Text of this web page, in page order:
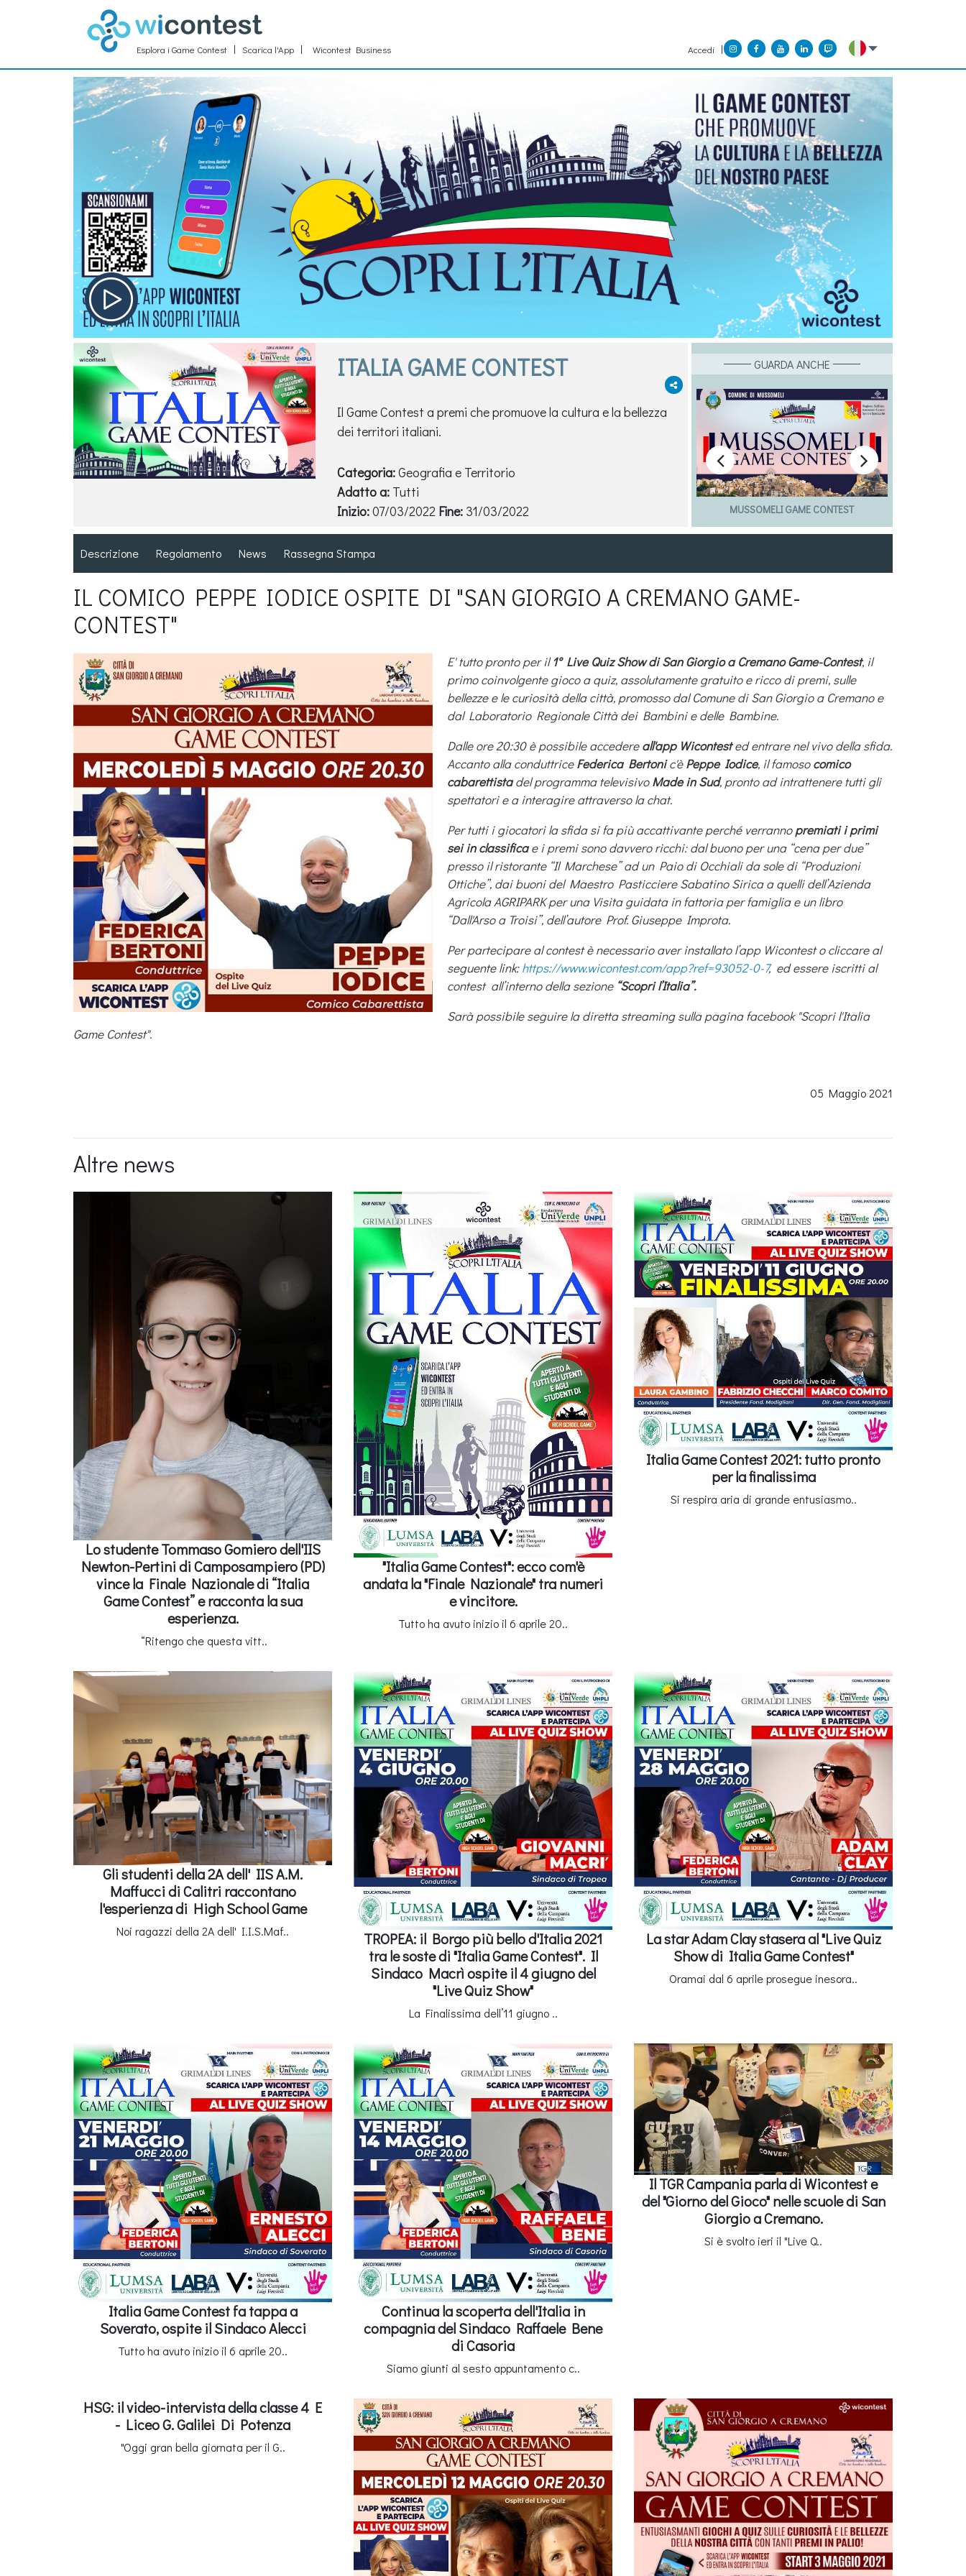
Esplora i Game Contest Scarica l'App Wicontest Business Accedi
ITALIA GAME CONTEST
Il Game Contest a premi che promuove la cultura e la bellezza
dei territori italiani.
Categoria:Geografia e Territorio
Adatto a:Tutti
Inizio:07/03/2022 Fine:31/03/2022
GUARDA ANCHE
CATANZARO GAME CONTEST SAN GIORGIO A CREMANO
 
Descrizione Regolamento News Rassegna Stampa
IL COMICO PEPPE IODICE OSPITE DI "SAN GIORGIO A CREMANO GAME-
CONTEST"
E' tutto pronto per il1° Live Quiz Show di San Giorgio a Cremano Game-Contest, il
primo coinvolgente gioco a quiz, assolutamente gratuito e ricco di premi, sulle
bellezze e le curiosità della città, promosso dal Comune di San Giorgio a Cremano e
dal Laboratorio Regionale Città dei Bambini e delle Bambine.
Dalle ore 20:30 è possibile accedereall'app Wicontested entrare nel vivo della sfida.
Accanto alla conduttriceFederica Bertonic'èPeppe Iodice, il famosocomico
cabarettistadel programma televisivoMade in Sud, pronto ad intrattenere tutti gli
spettatori e a interagire attraverso la chat.
Per tutti i giocatori la sfida si fa più accattivante perché verrannopremiati i primi
sei in classificae i premi sono davvero ricchi: dal buono per una “cena per due”
presso il ristorante “Il Marchese” ad un Paio di Occhiali da sole di “Produzioni
Ottiche”, dai buoni del Maestro Pasticciere Sabatino Sirica a quelli dell’Azienda
Agricola AGRIPARK per una Visita guidata in fattoria per famiglia e un libro
“Dall'Arso a Troisi”, dell’autore Prof. Giuseppe Improta.
Per partecipare al contest è necessario aver installato l’app Wicontest o cliccare al
seguente link:https://www.wicontest.com/app?ref=93052-0-7, ed essere iscritti al
contest all’interno della sezione“Scopri l’Italia”.
Sarà possibile seguire la diretta streaming sulla pagina facebook "Scopri l'Italia
Game Contest".
05 Maggio 2021
Altre news
Lo studente Tommaso Gomiero dell'IIS
Newton-Pertini di Camposampiero (PD)
vince la Finale Nazionale di “Italia
Game Contest” e racconta la sua
esperienza.
“Ritengo che questa vitt..
"Italia Game Contest": ecco com'è
andata la "Finale Nazionale" tra numeri
e vincitore.
Tutto ha avuto inizio il 6 aprile 20..
Italia Game Contest 2021: tutto pronto
per la finalissima
Si respira aria di grande entusiasmo..
Gli studenti della 2A dell' IIS A.M.
Maffucci di Calitri raccontano
l'esperienza di High School Game
Noi ragazzi della 2A dell' I.I.S.Maf..
TROPEA: il Borgo più bello d'Italia 2021
tra le soste di "Italia Game Contest". Il
Sindaco Macrì ospite il 4 giugno del
"Live Quiz Show"
La Finalissima dell’11 giugno ..
La star Adam Clay stasera al "Live Quiz
Show di Italia Game Contest"
Oramai dal 6 aprile prosegue inesora..
Italia Game Contest fa tappa a
Soverato, ospite il Sindaco Alecci
Tutto ha avuto inizio il 6 aprile 20..
Continua la scoperta dell'Italia in
compagnia del Sindaco Raffaele Bene
di Casoria
Siamo giunti al sesto appuntamento c..
Il TGR Campania parla di Wicontest e
del "Giorno del Gioco" nelle scuole di San
Giorgio a Cremano.
Si è svolto ieri il "Live Q..
HSG: il video-intervista della classe 4 E
- Liceo G. Galilei Di Potenza
"Oggi gran bella giornata per il G..